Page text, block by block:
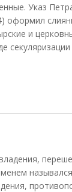
Указ
оформил
и
секуляризации